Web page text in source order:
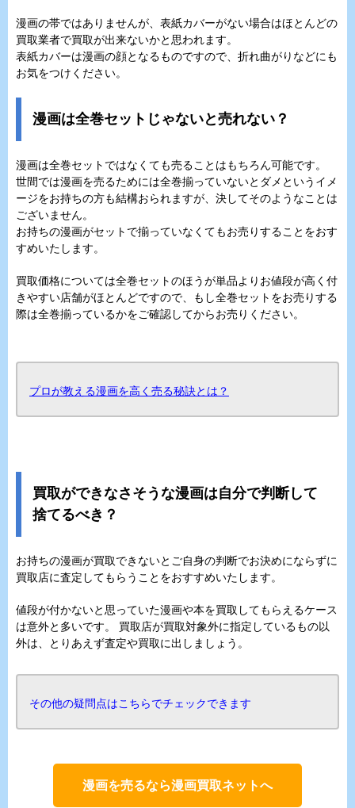
漫画の帯ではありませんが、表紙カバーがない場合はほとんどの
買取業者で買取が出来ないかと思われます。
表紙カバーは漫画の顔となるものですので、折れ曲がりなどにも
お気をつけください。
漫画は全巻セットじゃないと売れない？
漫画は全巻セットではなくても売ることはもちろん可能です。
世間では漫画を売るためには全巻揃っていないとダメというイメ
ージをお持ちの方も結構おられますが、決してそのようなことは
ございません。
お持ちの漫画がセットで揃っていなくてもお売りすることをおす
すめいたします。
買取価格については全巻セットのほうが単品よりお値段が高く付
きやすい店舗がほとんどですので、もし全巻セットをお売りする
際は全巻揃っているかをご確認してからお売りください。
プロが教える漫画を高く売る秘訣とは？
買取ができなさそうな漫画は自分で判断して
捨てるべき？
お持ちの漫画が買取できないとご自身の判断でお決めにならずに
買取店に査定してもらうことをおすすめいたします。
値段が付かないと思っていた漫画や本を買取してもらえるケース
は意外と多いです。 買取店が買取対象外に指定しているもの以
外は、とりあえず査定や買取に出しましょう。
その他の疑問点はこちらでチェックできます
漫画を売るなら漫画買取ネットへ